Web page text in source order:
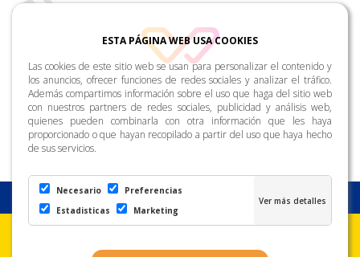
ESTA PÁGINA WEB USA COOKIES
Las cookies de este sitio web se usan para personalizar el contenido y
los anuncios, ofrecer funciones de redes sociales y analizar el tráfico.
Además compartimos información sobre el uso que haga del sitio web
con nuestros partners de redes sociales, publicidad y análisis web,
quienes pueden combinarla con otra información que les haya
proporcionado o que hayan recopilado a partir del uso que haya hecho
de sus servicios.
Necesario
Preferencias
Estadisticas
Marketing